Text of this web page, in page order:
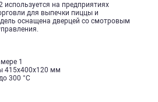
используется на предприятиях
для выпечки пиццы и
оснащена дверцей со смотровым
1
415x400x120 мм
300 °С